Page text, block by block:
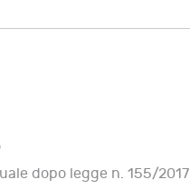
dopo legge n. 155/2017